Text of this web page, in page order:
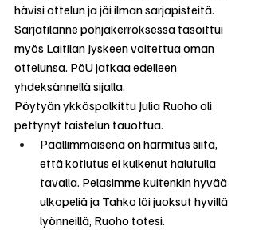
hävisi ottelun ja jäi ilman sarjapisteitä.
Sarjatilanne pohjakerroksessa tasoittui
myös Laitilan Jyskeen voitettua oman
ottelunsa. PöU jatkaa edelleen
yhdeksännellä sijalla.
Pöytyän ykköspalkittu Julia Ruoho oli
pettynyt taistelun tauottua.
Päällimmäisenä on harmitus siitä,
että kotiutus ei kulkenut halutulla
tavalla. Pelasimme kuitenkin hyvää
ulkopeliä ja Tahko löi juoksut hyvillä
lyönneillä, Ruoho totesi.